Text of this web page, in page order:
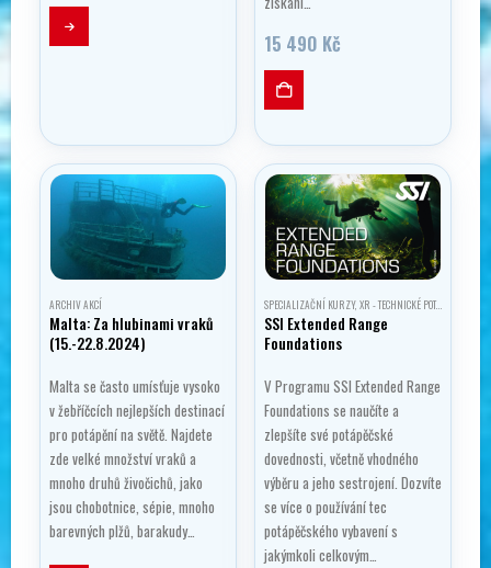
15 490 Kč
ARCHIV AKCÍ
Malta: Za hlubinami vraků
(15.-22.8.2024)
Malta se často umísťuje vysoko
v žebříčcích nejlepších destinací
pro potápění na světě. Najdete
zde velké množství vraků a
mnoho druhů živočichů, jako
jsou chobotnice, sépie, mnoho
barevných plžů, barakudy…
SPECIALIZAČNÍ KURZY, XR - TECHNICKÉ POTÁPĚNÍ
SSI Extended Range
Foundations
V Programu SSI Extended Range
Foundations se naučíte a
zlepšíte své potápěčské
dovednosti, včetně vhodného
výběru a jeho sestrojení. Dozvíte
se více o používání tec
potápěčského vybavení s
jakýmkoli celkovým…